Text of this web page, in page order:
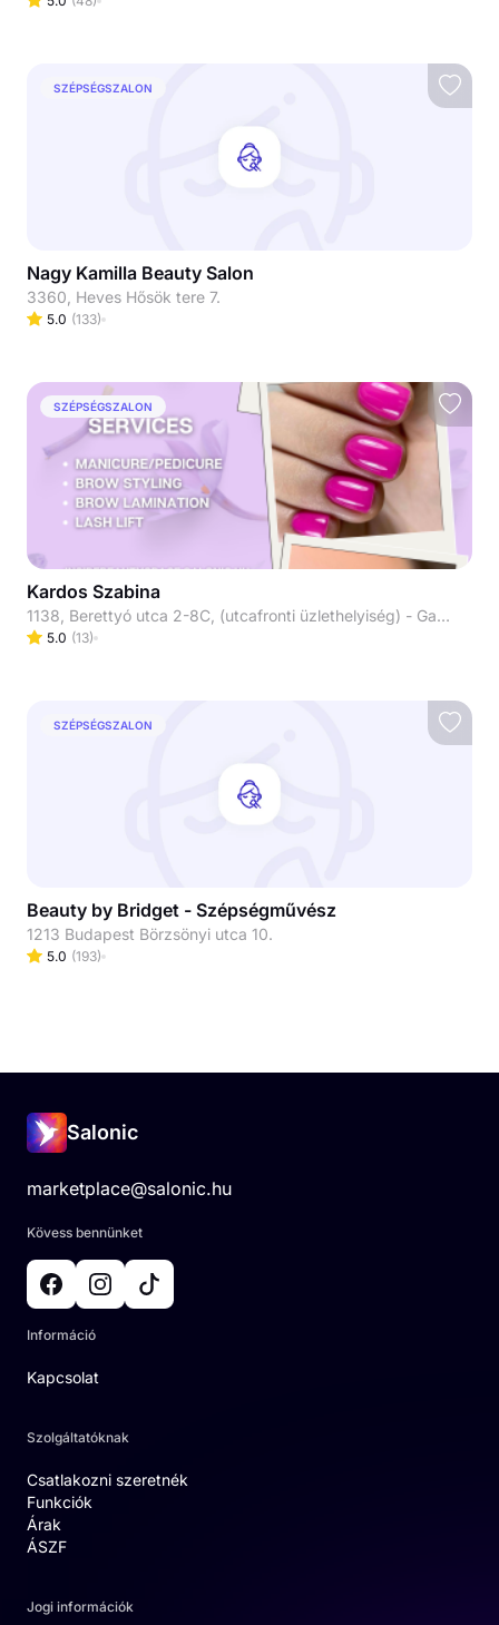
SZÉPSÉGSZALON
Nagy Kamilla Beauty Salon
3360, Heves Hősök tere 7.
5.0 (133)
SZÉPSÉGSZALON
Kardos Szabina
1138, Berettyó utca 2-8C, (utcafronti üzlethelyiség) - Gamer Factory mellett
5.0 (13)
SZÉPSÉGSZALON
Beauty by Bridget - Szépségművész
1213 Budapest Börzsönyi utca 10.
5.0 (193)
Salonic
marketplace@salonic.hu
Kövess bennünket
Információ
Kapcsolat
Szolgáltatóknak
Csatlakozni szeretnék
Funkciók
Árak
ÁSZF
Jogi információk